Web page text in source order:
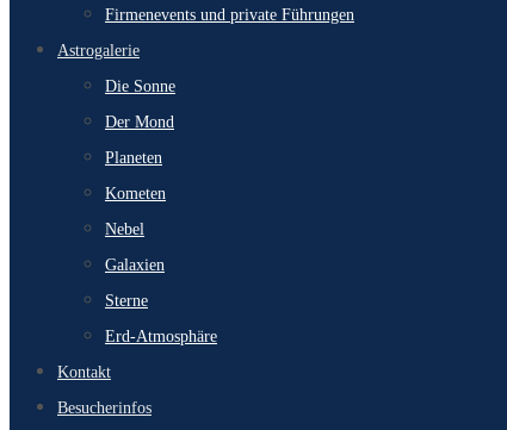
Firmenevents und private Führungen
Astrogalerie
Die Sonne
Der Mond
Planeten
Kometen
Nebel
Galaxien
Sterne
Erd-Atmosphäre
Kontakt
Besucherinfos